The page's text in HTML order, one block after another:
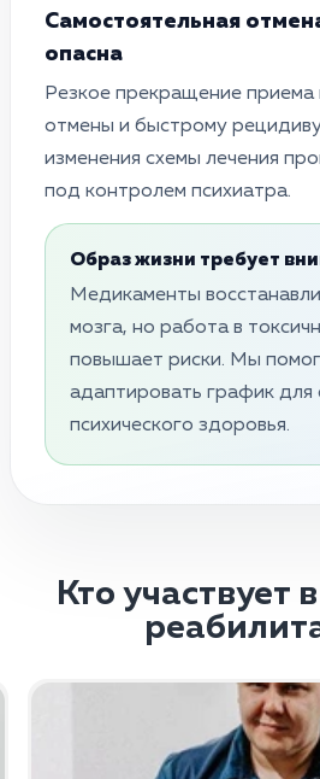
Самостоятельная
опасна
Резкое прекращение
отмены и быстрому
изменения схемы лечения
под контролем психиатра.
Образ жизни требует
Медикаменты
мозга, но работа в
повышает риски. Мы
адаптировать график для
психического здоровья.
Кто участвует